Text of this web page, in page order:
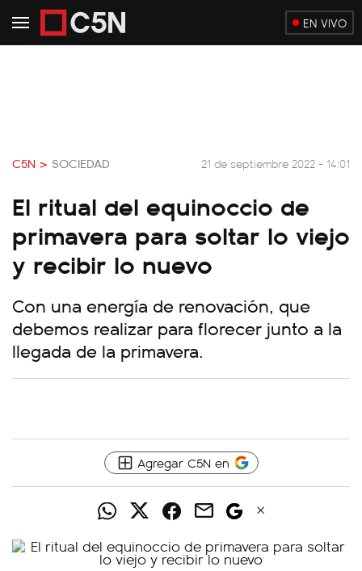
EN VIVO
C5N > SOCIEDAD 21 de septiembre 2022 - 14:01
El ritual del equinoccio de
primavera para soltar lo viejo
y recibir lo nuevo
Con una energía de renovación, que
debemos realizar para florecer junto a la
llegada de la primavera.
Agregar C5N en